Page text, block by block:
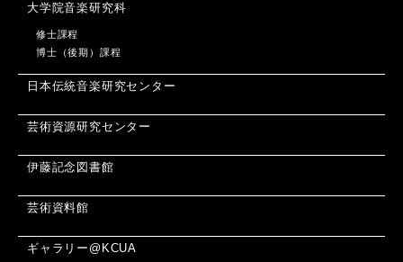
大学院音楽研究科
修士課程
博士（後期）課程
日本伝統音楽研究センター
芸術資源研究センター
伊藤記念図書館
芸術資料館
ギャラリー@KCUA